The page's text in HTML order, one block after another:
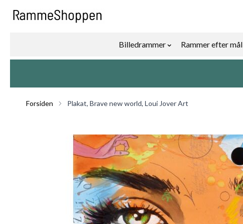
Billedrammer
Rammer efter mål
Forsiden Plakat, Brave new world, Loui Jover Art